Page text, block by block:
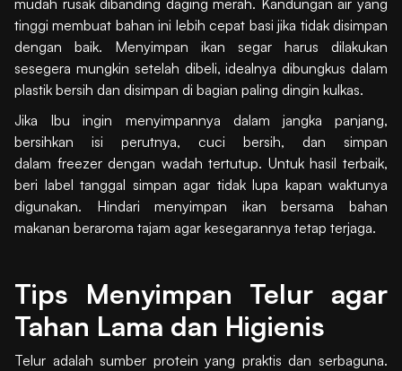
tinggi membuat bahan ini lebih cepat basi jika tidak disimpan
dengan baik. Menyimpan ikan segar harus dilakukan
sesegera mungkin setelah dibeli, idealnya dibungkus dalam
plastik bersih dan disimpan di bagian paling dingin kulkas.
Jika Ibu ingin menyimpannya dalam jangka panjang,
bersihkan isi perutnya, cuci bersih, dan simpan
dalam freezer dengan wadah tertutup. Untuk hasil terbaik,
beri label tanggal simpan agar tidak lupa kapan waktunya
digunakan. Hindari menyimpan ikan bersama bahan
makanan beraroma tajam agar kesegarannya tetap terjaga.
Tips Menyimpan Telur agar
Tahan Lama dan Higienis
Telur adalah sumber protein yang praktis dan serbaguna.